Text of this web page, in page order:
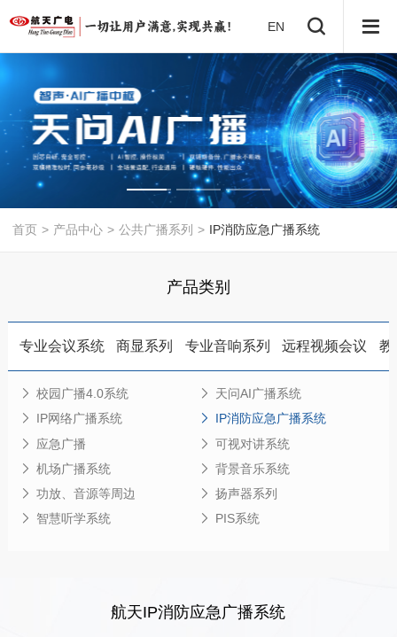
EN
首页 > 产品中心 > 公共广播系列 > IP消防应急广播系统
产品类别
专业会议系统 商显系列 专业音响系列 远程视频会议 教
校园广播4.0系统
天问AI广播系统
IP网络广播系统
IP消防应急广播系统
应急广播
可视对讲系统
机场广播系统
背景音乐系统
功放、音源等周边
扬声器系列
智慧听学系统
PIS系统
航天IP消防应急广播系统